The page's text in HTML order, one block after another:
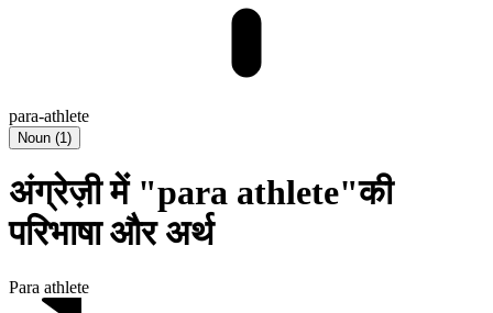
para-athlete
Noun (1)
अंग्रेज़ी में "para athlete"की
परिभाषा और अर्थ
Para athlete